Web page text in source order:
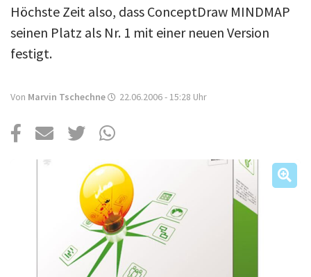
Mac Life+
Höchste Zeit also, dass ConceptDraw MINDMAP
seinen Platz als Nr. 1 mit einer neuen Version
festigt.
Von Marvin Tschechne 22.06.2006 - 15:28 Uhr